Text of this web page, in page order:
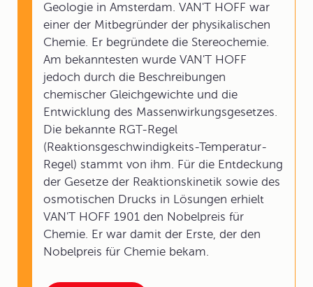
Geologie in Amsterdam. VAN'T HOFF war
einer der Mitbegründer der physikalischen
Chemie. Er begründete die Stereochemie.
Am bekanntesten wurde VAN'T HOFF
jedoch durch die Beschreibungen
chemischer Gleichgewichte und die
Entwicklung des Massenwirkungsgesetzes.
Die bekannte RGT-Regel
(Reaktionsgeschwindigkeits-Temperatur-
Regel) stammt von ihm. Für die Entdeckung
der Gesetze der Reaktionskinetik sowie des
osmotischen Drucks in Lösungen erhielt
VAN'T HOFF 1901 den Nobelpreis für
Chemie. Er war damit der Erste, der den
Nobelpreis für Chemie bekam.